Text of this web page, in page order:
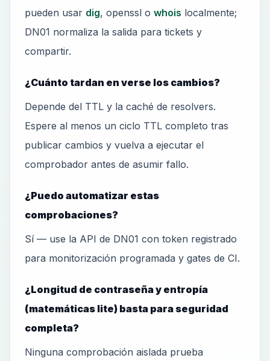
pueden usar dig, openssl o whois localmente;
DN01 normaliza la salida para tickets y
compartir.
¿Cuánto tardan en verse los cambios?
Depende del TTL y la caché de resolvers.
Espere al menos un ciclo TTL completo tras
publicar cambios y vuelva a ejecutar el
comprobador antes de asumir fallo.
¿Puedo automatizar estas
comprobaciones?
Sí — use la API de DN01 con token registrado
para monitorización programada y gates de CI.
¿Longitud de contraseña y entropía
(matemáticas lite) basta para seguridad
completa?
Ninguna comprobación aislada prueba